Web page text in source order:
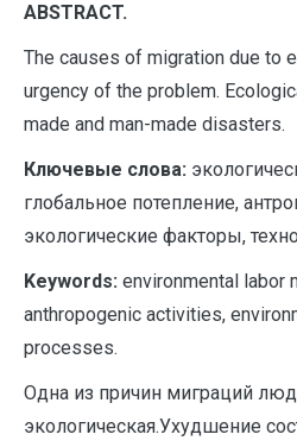
ABSTRACT.
The causes of migration due to
urgency of the problem.
made and man-made disasters.
Ключевые слова:
глобальное потепление,
экологические факторы,
Keywords: environmental labor
anthropogenic activities,
processes.
Одна из причин миграций
экологическая.Ухудшение